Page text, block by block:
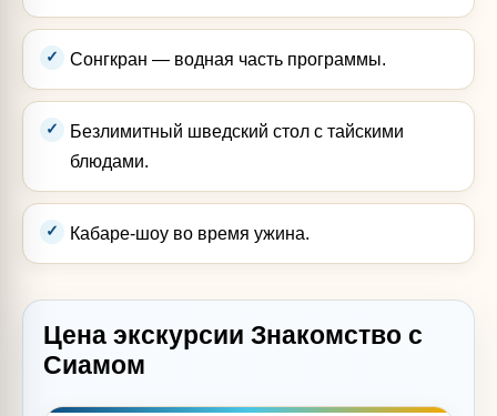
Сонгкран — водная часть программы.
Безлимитный шведский стол с тайскими
блюдами.
Кабаре-шоу во время ужина.
Цена экскурсии Знакомство с
Сиамом